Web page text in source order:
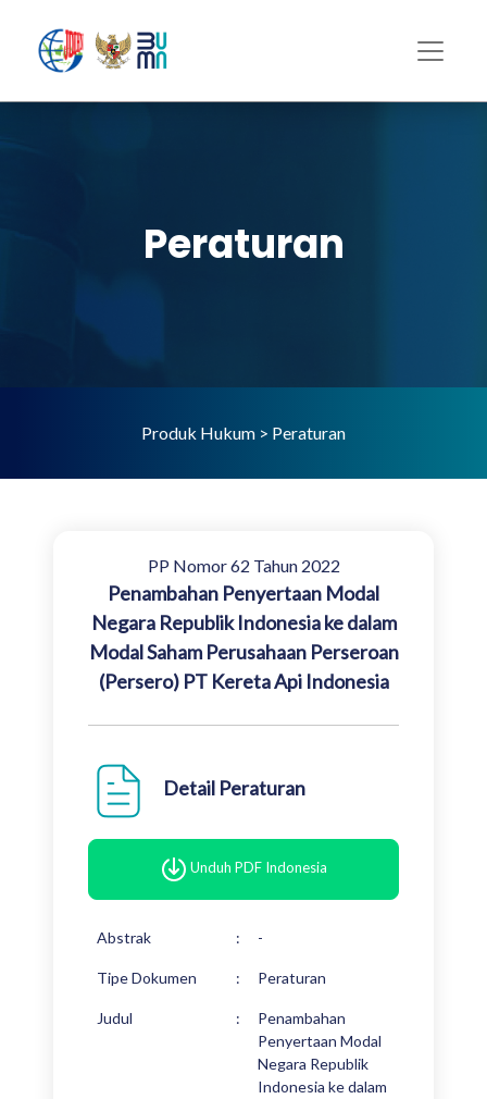
Peraturan
Produk Hukum > Peraturan
PP Nomor 62 Tahun 2022
Penambahan Penyertaan Modal
Negara Republik Indonesia ke dalam
Modal Saham Perusahaan Perseroan
(Persero) PT Kereta Api Indonesia
Detail Peraturan
Unduh PDF Indonesia
Abstrak : -
Tipe Dokumen : Peraturan
Judul :
Penambahan
Penyertaan Modal
Negara Republik
Indonesia ke dalam